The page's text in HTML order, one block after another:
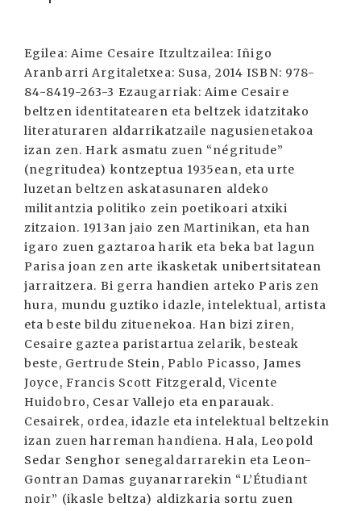
Egilea: Aime Cesaire Itzultzailea: Iñigo
Aranbarri Argitaletxea: Susa, 2014 ISBN: 978-
84-8419-263-3 Ezaugarriak: Aime Cesaire
beltzen identitatearen eta beltzek idatzitako
literaturaren aldarrikatzaile nagusienetakoa
izan zen. Hark asmatu zuen “négritude”
(negritudea) kontzeptua 1935ean, eta urte
luzetan beltzen askatasunaren aldeko
militantzia politiko zein poetikoari atxiki
zitzaion. 1913an jaio zen Martinikan, eta han
igaro zuen gaztaroa harik eta beka bat lagun
Parisa joan zen arte ikasketak unibertsitatean
jarraitzera. Bi gerra handien arteko Paris zen
hura, mundu guztiko idazle, intelektual, artista
eta beste bildu zituenekoa. Han bizi ziren,
Cesaire gaztea paristartua zelarik, besteak
beste, Gertrude Stein, Pablo Picasso, James
Joyce, Francis Scott Fitzgerald, Vicente
Huidobro, Cesar Vallejo eta enparauak.
Cesairek, ordea, idazle eta intelektual beltzekin
izan zuen harreman handiena. Hala, Leopold
Sedar Senghor senegaldarrarekin eta Leon-
Gontran Damas guyanarrarekin “L’Étudiant
noir” (ikasle beltza) aldizkaria sortu zuen